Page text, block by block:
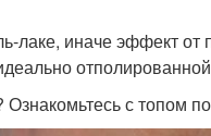
лаке, иначе эффект
с топом